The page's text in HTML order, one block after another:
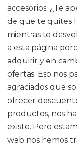
accesorios. ¿Te
de que te quites
mientras te
a esta página
adquirir y en
ofertas. Eso nos
agraciados que
ofrecer
productos, nos
existe. Pero
web nos hemos